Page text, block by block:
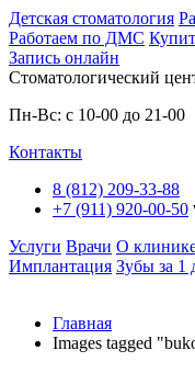
Детская стоматология
Работаем по ДМС
Запись онлайн
Стоматологический
Пн-Вс: с 10-00 до 21-00
Контакты
8 (812) 209-33-88
+7 (911) 920-00-50
Услуги Врачи О
Имплантация Зубы за 1
Главная
Images tagged